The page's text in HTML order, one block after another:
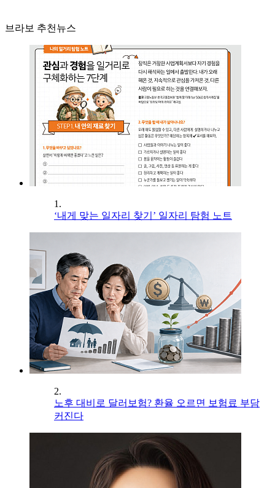
브라보 추천뉴스
1.
‘내게 맞는 일자리 찾기’ 일자리 탐험 노트
2.
노후 대비로 달러보험? 환율 오르면 보험료 부담
커진다